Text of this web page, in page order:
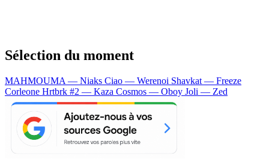
Sélection du moment
MAHMOUMA — Niaks Ciao — Werenoi Shavkat — Freeze
Corleone Hrtbrk #2 — Kaza Cosmos — Oboy Joli — Zed